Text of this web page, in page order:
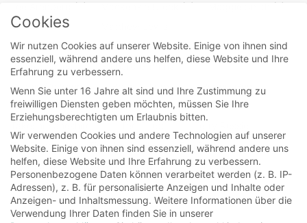
(3) (4)
(7)
Mark Williams
Michael Gambon(4) Oliver Phelps(5) Orlando Bloom (4)
Ralph Fiennes(3) Richard Griffiths(3)
Robbie Coltrane(4) Robert Hardy (3) Rupert Grint
Stellan Skarsgard(3) Steve Kloves (4)
Takeshi Kaneshiro
(3)
Tim Burton(4) Timothy Spall(4) Tim Roth(3)
Tom Felton(5) Warwick Davis(4) Willem Dafoe(3)
William Shakespeare(4)
Cookies
Wir nutzen Cookies auf unserer Website. Einige von ihnen sind
essenziell, während andere uns helfen, diese Website und Ihre
Erfahrung zu verbessern.
Wenn Sie unter 16 Jahre alt sind und Ihre Zustimmung zu
freiwilligen Diensten geben möchten, müssen Sie Ihre
Erziehungsberechtigten um Erlaubnis bitten.
Wir verwenden Cookies und andere Technologien auf unserer
Website. Einige von ihnen sind essenziell, während andere uns
helfen, diese Website und Ihre Erfahrung zu verbessern.
Personenbezogene Daten können verarbeitet werden (z. B. IP-
Adressen), z. B. für personalisierte Anzeigen und Inhalte oder
Anzeigen- und Inhaltsmessung. Weitere Informationen über die
Verwendung Ihrer Daten finden Sie in unserer